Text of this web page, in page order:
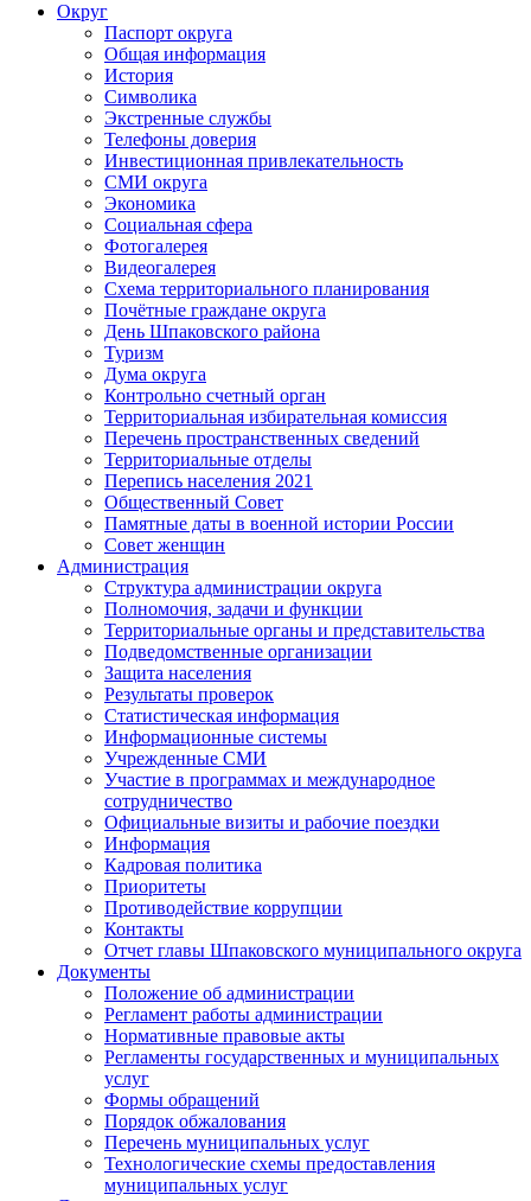
Округ
Паспорт округа
Общая информация
История
Символика
Экстренные службы
Телефоны доверия
Инвестиционная привлекательность
СМИ округа
Экономика
Социальная сфера
Фотогалерея
Видеогалерея
Схема территориального планирования
Почётные граждане округа
День Шпаковского района
Туризм
Дума округа
Контрольно счетный орган
Территориальная избирательная комиссия
Перечень пространственных сведений
Территориальные отделы
Перепись населения 2021
Общественный Совет
Памятные даты в военной истории России
Совет женщин
Администрация
Структура администрации округа
Полномочия, задачи и функции
Территориальные органы и представительства
Подведомственные организации
Защита населения
Результаты проверок
Статистическая информация
Информационные системы
Учрежденные СМИ
Участие в программах и международное
сотрудничество
Официальные визиты и рабочие поездки
Информация
Кадровая политика
Приоритеты
Противодействие коррупции
Контакты
Отчет главы Шпаковского муниципального округа
Документы
Положение об администрации
Регламент работы администрации
Нормативные правовые акты
Регламенты государственных и муниципальных
услуг
Формы обращений
Порядок обжалования
Перечень муниципальных услуг
Технологические схемы предоставления
муниципальных услуг